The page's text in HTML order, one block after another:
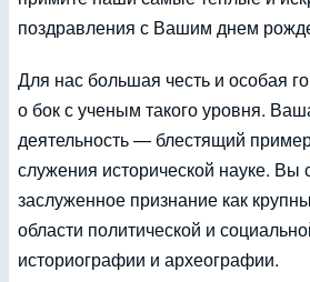
поздравления с Вашим днем
Для нас большая честь и особая
о бок с ученым такого уровня.
деятельность — блестящий
служения исторической науке. Вы
заслуженное признание как
области политической и
историографии и археографии.